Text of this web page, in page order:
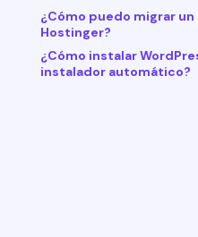
¿Cómo puedo migrar
Hostinger?
¿Cómo instalar
instalador automático?